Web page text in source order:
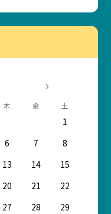
木 金 土
1
6 7
8
13 14
15
20 21
22
27 28
29